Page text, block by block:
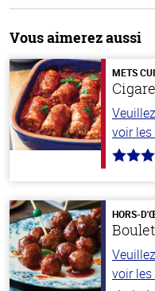
Vous aimerez aussi
METS
voir les
4.6
stars
HORS-
voir les